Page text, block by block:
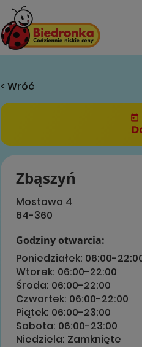
< Wróć
Zbąszyń
Mostowa 4
64-360
Godziny otwarcia:
Poniedziałek: 06:00-
Wtorek: 06:00-22:00
Środa: 06:00-22:00
Czwartek: 06:00-22:00
Piątek: 06:00-23:00
Sobota: 06:00-23:00
Niedziela: Zamknięte